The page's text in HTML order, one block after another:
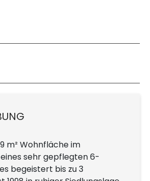
m² Wohnfläche im
sehr gepflegten 6-
begeistert bis zu 3